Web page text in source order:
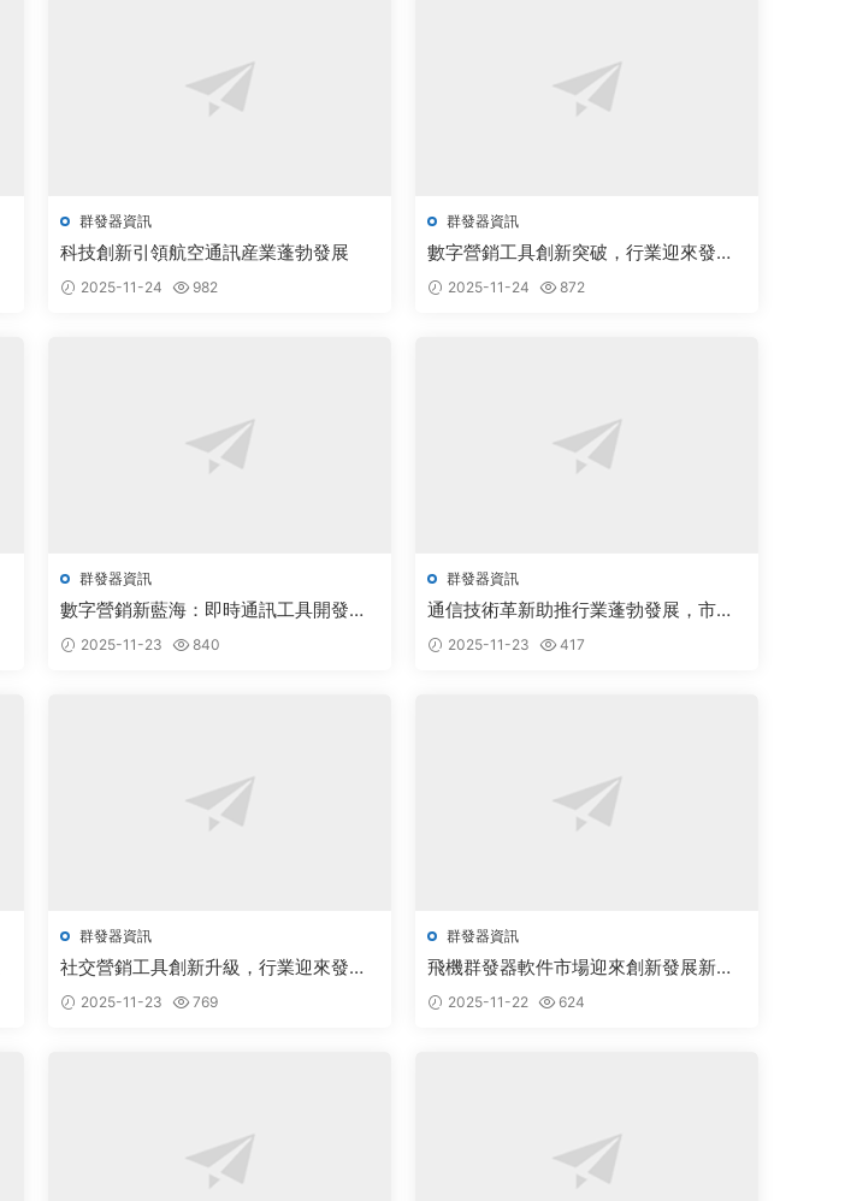
群發器資訊
科技創新引領航空通訊産業蓬勃發展
2025-11-24 982
群發器資訊
數字營銷工具創新突破，行業迎來發展
新機遇
2025-11-24 872
群發器資訊
數字營銷新藍海：即時通訊工具開發迎
來創新突破
2025-11-23 840
群發器資訊
通信技術革新助推行業蓬勃發展，市場
前景廣闊備受關注
2025-11-23 417
群發器資訊
社交營銷工具創新升級，行業迎來發展
新機遇
2025-11-23 769
群發器資訊
飛機群發器軟件市場迎來創新發展新機
遇 2025-11-22 624